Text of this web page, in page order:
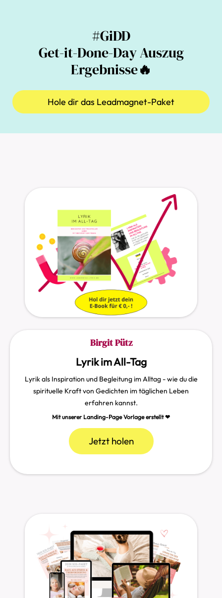
#GiDD
Get-it-Done-Day Auszug
Ergebnisse🔥
Hole dir das Leadmagnet-Paket
Birgit Pütz
Lyrik im All-Tag
Lyrik als Inspiration und Begleitung im Alltag - wie du die
spirituelle Kraft von Gedichten im täglichen Leben
erfahren kannst.
Mit unserer Landing-Page Vorlage erstellt ❤︎
Jetzt holen